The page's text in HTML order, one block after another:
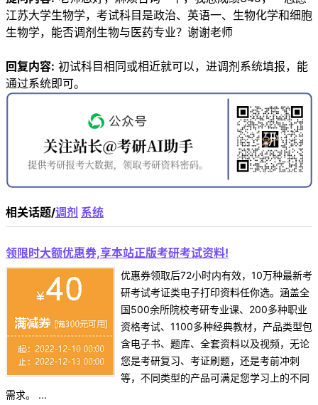
江苏大学生物学，考试科目是政治、英语一、生物化学和细胞
生物学，能否调剂生物与医药专业？谢谢老师
回复内容: 初试科目相同或相近就可以，进调剂系统填报，能
通过系统即可。
相关话题/调剂 系统
领限时大额优惠券,享本站正版考研考试资料!
优惠券领取后72小时内有效，10万种最新考
研考试考证类电子打印资料任你选。涵盖全
国500余所院校考研专业课、200多种职业
资格考试、1100多种经典教材，产品类型包
含电子书、题库、全套资料以及视频，无论
您是考研复习、考证刷题，还是考前冲刺
等，不同类型的产品可满足您学习上的不同
需求。 ...